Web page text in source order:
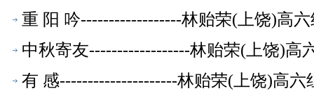
重 阳 吟------------------林贻荣(上饶)高
中秋寄友------------------林贻荣(上饶)高
有 感---------------------林贻荣(上饶)高六